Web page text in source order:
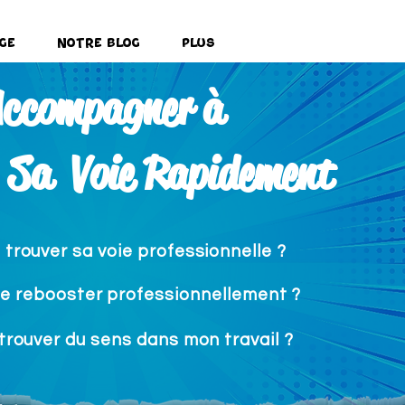
Notre Blog Plus
à
Voie Rapidement
trouver sa voie professionnelle ?
rebooster professionnellement ?
du sens dans mon travail ?